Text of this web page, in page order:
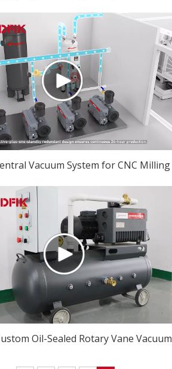
Vacuum System for CNC Milling
Machine Workshop
Oil-Sealed Rotary Vane Vacuum